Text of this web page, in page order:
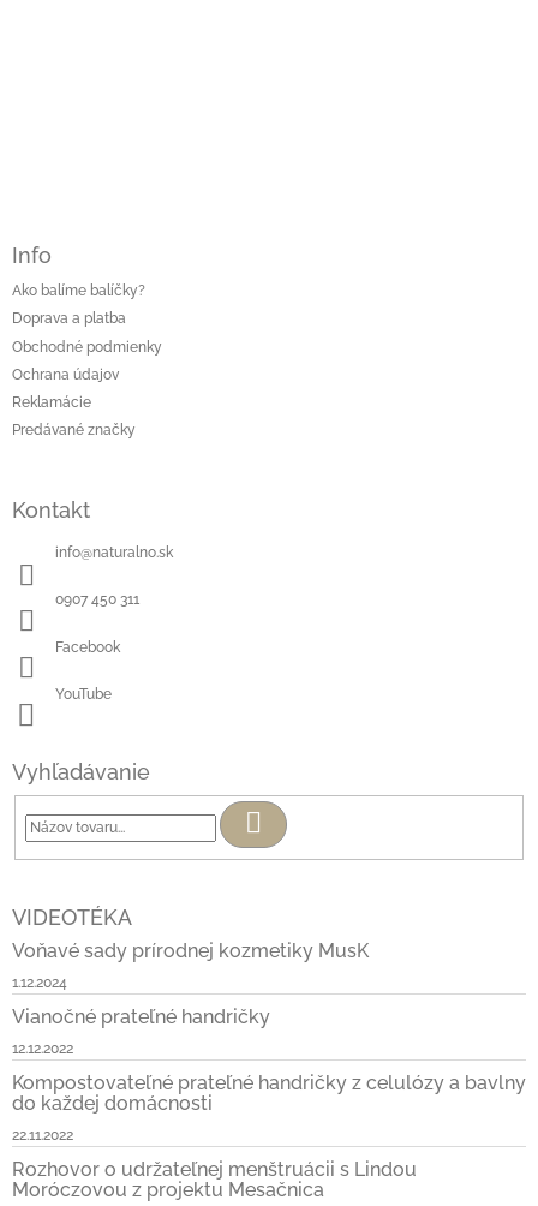
Info
Ako balíme balíčky?
Doprava a platba
Obchodné podmienky
Ochrana údajov
Reklamácie
Predávané značky
Kontakt
info@naturalno.sk
0907 450 311
Facebook
YouTube
Vyhľadávanie
Hľadať
VIDEOTÉKA
Voňavé sady prírodnej kozmetiky MusK
1.12.2024
Vianočné prateľné handričky
12.12.2022
Kompostovateľné prateľné handričky z celulózy a bavlny
do každej domácnosti
22.11.2022
Rozhovor o udržateľnej menštruácii s Lindou
Moróczovou z projektu Mesačnica